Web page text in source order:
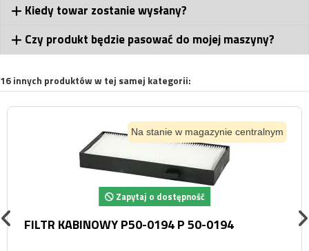
Kiedy towar zostanie wysłany?
Czy produkt będzie pasować do mojej maszyny?
16 innych produktów w tej samej kategorii:
Na stanie w magazynie centralnym
Zapytaj o dostępność
FILTR KABINOWY P50-0194 P 50-0194